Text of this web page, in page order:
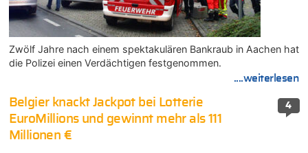
Zwölf Jahre nach einem spektakulären Bankraub in Aachen hat
die Polizei einen Verdächtigen festgenommen.
....weiterlesen
4
Belgier knackt Jackpot bei Lotterie
EuroMillions und gewinnt mehr als 111
Millionen €